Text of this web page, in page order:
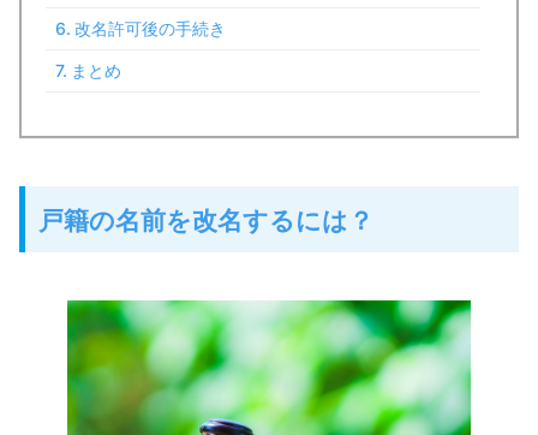
改名許可後の手続き
まとめ
戸籍の名前を改名するには？